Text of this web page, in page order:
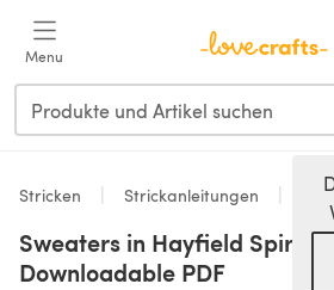
Menu
Stricken Strickanleitungen
Sweaters in Hayfield Spirit
Downloadable PDF